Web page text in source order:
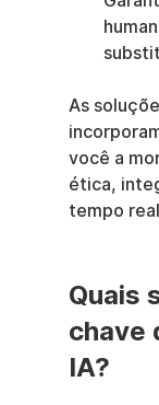
As
você a
ética,
tempo
Quais
chave
IA?